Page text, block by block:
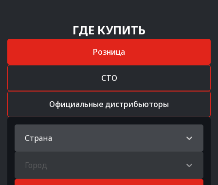
ГДЕ КУПИТЬ
Розница
СТО
Официальные дистрибьюторы
Страна
Город